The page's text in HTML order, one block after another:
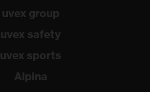
uvex group
uvex safety
uvex sports
Alpina